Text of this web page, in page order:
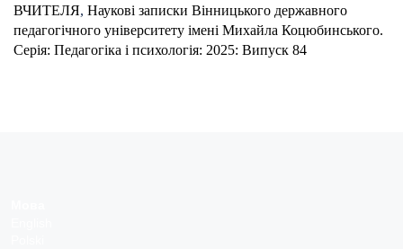
ВЧИТЕЛЯ, Наукові записки Вінницького державного
педагогічного університету імені Михайла Коцюбинського.
Серія: Педагогіка і психологія: 2025: Випуск 84